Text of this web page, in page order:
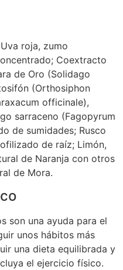
roja, zumo
Coextracto
de Oro (Solidago
(Orthosiphon
officinale),
sarraceno (Fagopyrum
de sumidades; Rusco
de raíz; Limón,
de Naranja con otros
de Mora.
son una ayuda para el
unos hábitos más
una dieta equilibrada y
el ejercicio físico.